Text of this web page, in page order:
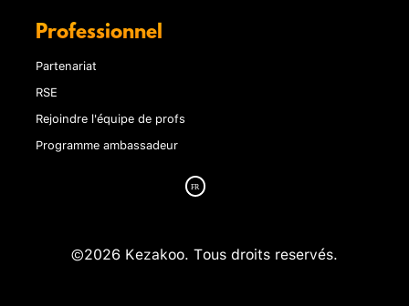
Professionnel
Partenariat
RSE
Rejoindre l'équipe de profs
Programme ambassadeur
©2026 Kezakoo. Tous droits reservés.